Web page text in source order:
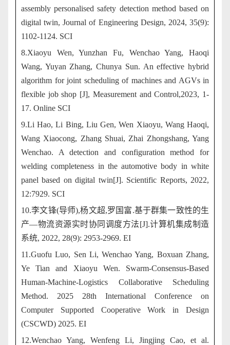
assembly personalised safety detection method based on
digital twin, Journal of Engineering Design, 2024, 35(9):
1102-1124. SCI
8.Xiaoyu Wen, Yunzhan Fu, Wenchao Yang, Haoqi
Wang, Yuyan Zhang, Chunya Sun. An effective hybrid
algorithm for joint scheduling of machines and AGVs in
flexible job shop [J], Measurement and Control,2023, 1-
17. Online SCI
9.Li Hao, Li Bing, Liu Gen, Wen Xiaoyu, Wang Haoqi,
Wang Xiaocong, Zhang Shuai, Zhai Zhongshang, Yang
Wenchao. A detection and configuration method for
welding completeness in the automotive body in white
panel based on digital twin[J]. Scientific Reports, 2022,
12:7929. SCI
10.李文锋(导师),杨文超,罗国富.基于群集一致性的生
产—物流资源实时协同调度方法[J].计算机集成制造
系统, 2022, 28(9): 2953-2969. EI
11.Guofu Luo, Sen Li, Wenchao Yang, Boxuan Zhang,
Ye Tian and Xiaoyu Wen. Swarm-Consensus-Based
Human-Machine-Logistics Collaborative Scheduling
Method. 2025 28th International Conference on
Computer Supported Cooperative Work in Design
(CSCWD) 2025. EI
12.Wenchao Yang, Wenfeng Li, Jingjing Cao, et al.